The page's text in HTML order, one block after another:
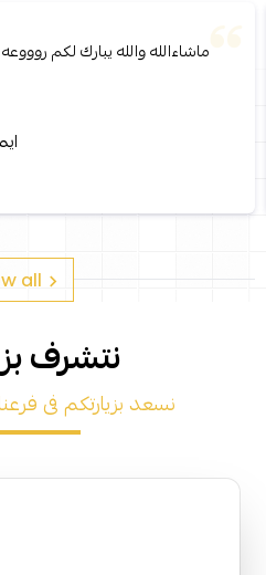
ماشاءالله والله يبارك لكم
all
نتشرف
نسعد بزيارتكم فى